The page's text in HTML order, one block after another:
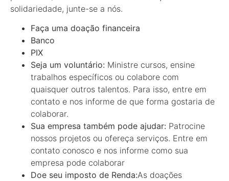
solidariedade, junte-se a nós.
Faça uma doação financeira
Banco
PIX
Seja um voluntário: Ministre cursos, ensine
trabalhos específicos ou colabore com
quaisquer outros talentos. Para isso, entre em
contato e nos informe de que forma gostaria de
colaborar.
Sua empresa também pode ajudar: Patrocine
nossos projetos ou ofereça serviços. Entre em
contato conosco e nos informe como sua
empresa pode colaborar
Doe seu imposto de Renda:As doações